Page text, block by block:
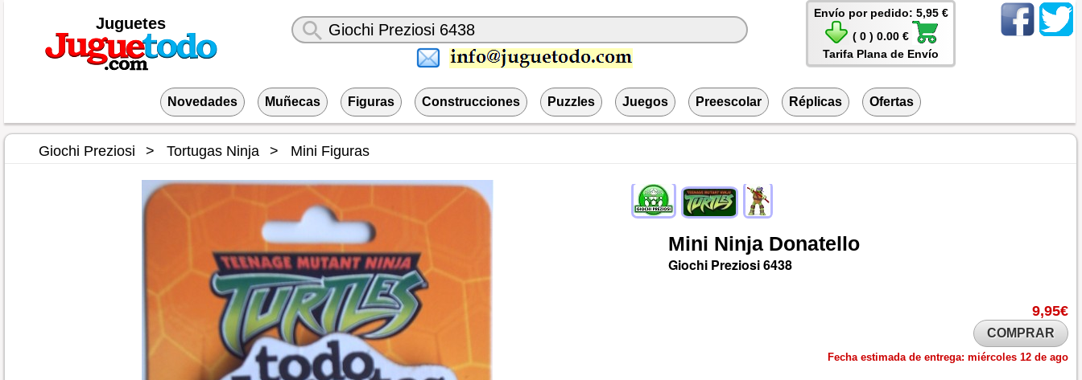
Juguetes
Envío por pedido: 5,95 €
( 0 ) 0.00 €
Tarifa Plana de Envío
Novedades Muñecas Figuras Construcciones Puzzles Juegos Preescolar Réplicas Ofertas
Giochi Preziosi Tortugas Ninja Mini Figuras
Mini Ninja Donatello
Giochi Preziosi6438
9,95€
COMPRAR
Fecha estimada de entrega: miércoles 12 de ago